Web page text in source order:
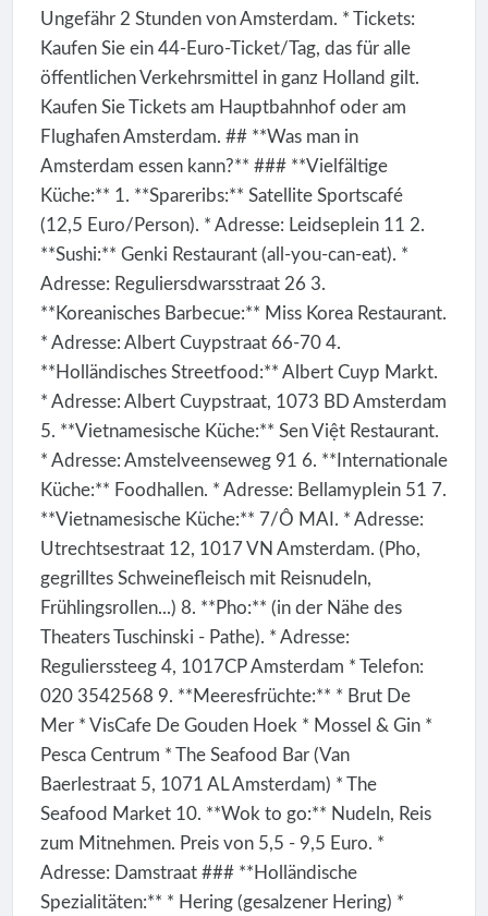
Ungefähr 2 Stunden von Amsterdam. * Tickets:
Kaufen Sie ein 44-Euro-Ticket/Tag, das für alle
öffentlichen Verkehrsmittel in ganz Holland gilt.
Kaufen Sie Tickets am Hauptbahnhof oder am
Flughafen Amsterdam. ## **Was man in
Amsterdam essen kann?** ### **Vielfältige
Küche:** 1. **Spareribs:** Satellite Sportscafé
(12,5 Euro/Person). * Adresse: Leidseplein 11 2.
**Sushi:** Genki Restaurant (all-you-can-eat). *
Adresse: Reguliersdwarsstraat 26 3.
**Koreanisches Barbecue:** Miss Korea Restaurant.
* Adresse: Albert Cuypstraat 66-70 4.
**Holländisches Streetfood:** Albert Cuyp Markt.
* Adresse: Albert Cuypstraat, 1073 BD Amsterdam
5. **Vietnamesische Küche:** Sen Việt Restaurant.
* Adresse: Amstelveenseweg 91 6. **Internationale
Küche:** Foodhallen. * Adresse: Bellamyplein 51 7.
**Vietnamesische Küche:** 7/Ô MAI. * Adresse:
Utrechtsestraat 12, 1017 VN Amsterdam. (Pho,
gegrilltes Schweinefleisch mit Reisnudeln,
Frühlingsrollen...) 8. **Pho:** (in der Nähe des
Theaters Tuschinski - Pathe). * Adresse:
Regulierssteeg 4, 1017CP Amsterdam * Telefon:
020 3542568 9. **Meeresfrüchte:** * Brut De
Mer * VisCafe De Gouden Hoek * Mossel & Gin *
Pesca Centrum * The Seafood Bar (Van
Baerlestraat 5, 1071 AL Amsterdam) * The
Seafood Market 10. **Wok to go:** Nudeln, Reis
zum Mitnehmen. Preis von 5,5 - 9,5 Euro. *
Adresse: Damstraat ### **Holländische
Spezialitäten:** * Hering (gesalzener Hering) *